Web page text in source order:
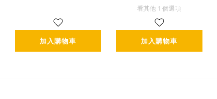
加入購物車
看其他 1 個選項
加入購物車